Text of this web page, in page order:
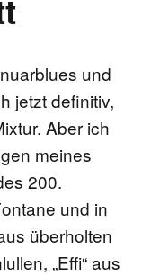
und
jetzt definitiv,
Aber ich
meines
200.
und in
überholten
„Effi“ aus